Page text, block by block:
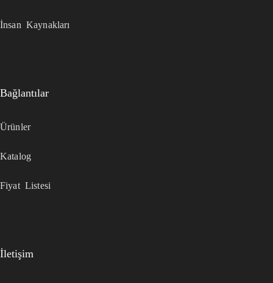
İnsan Kaynakları
Bağlantılar
Ürünler
Katalog
Fiyat Listesi
İletişim